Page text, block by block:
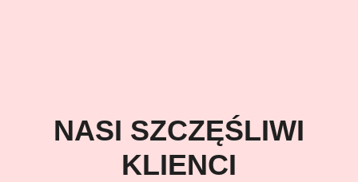
NASI SZCZĘŚLIWI
KLIENCI